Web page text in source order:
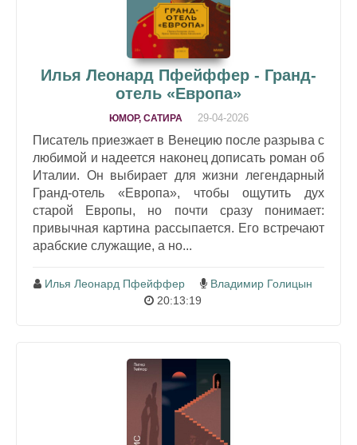
Илья Леонард Пфейффер - Гранд-
отель «Европа»
ЮМОР, САТИРА 29-04-2026
Писатель приезжает в Венецию после разрыва с
любимой и надеется наконец дописать роман об
Италии. Он выбирает для жизни легендарный
Гранд-отель «Европа», чтобы ощутить дух
старой Европы, но почти сразу понимает:
привычная картина рассыпается. Его встречают
арабские служащие, а но...
Илья Леонард Пфейффер
Владимир Голицын
20:13:19